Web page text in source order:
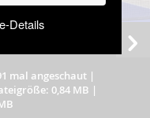
Details
mal angeschaut|
0,84 MB |